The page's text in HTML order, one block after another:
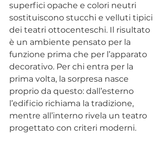
superfici opache e colori neutri
sostituiscono stucchi e velluti tipici
dei teatri ottocenteschi. Il risultato
è un ambiente pensato per la
funzione prima che per l’apparato
decorativo. Per chi entra per la
prima volta, la sorpresa nasce
proprio da questo: dall’esterno
l’edificio richiama la tradizione,
mentre all’interno rivela un teatro
progettato con criteri moderni.